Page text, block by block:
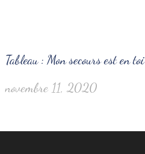
Tableau : Mon secours est en toi
novembre 11, 2020